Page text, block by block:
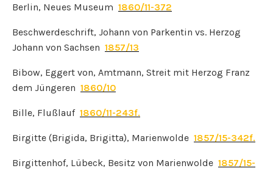
Berlin, Neues Museum 1860/11-372
Beschwerdeschrift, Johann von Parkentin vs. Herzog
Johann von Sachsen 1857/13
Bibow, Eggert von, Amtmann, Streit mit Herzog Franz
dem Jüngeren 1860/10
Bille, Flußlauf 1860/11-243f.
Birgitte (Brigida, Brigitta), Marienwolde 1857/15-342f.
Birgittenhof, Lübeck, Besitz von Marienwolde 1857/15-